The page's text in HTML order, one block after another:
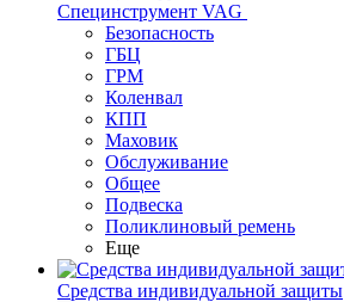
Специнструмент VAG
Безопасность
ГБЦ
ГРМ
Коленвал
КПП
Маховик
Обслуживание
Общее
Подвеска
Поликлиновый ремень
Еще
Средства индивидуальной защиты